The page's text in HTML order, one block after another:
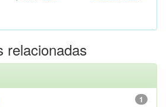
relacionadas
1